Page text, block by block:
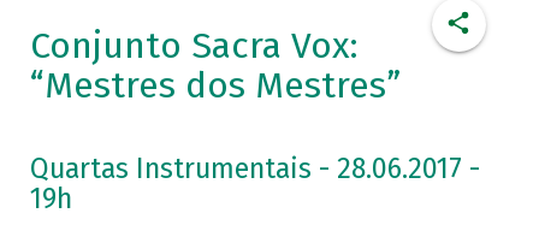
Conjunto Sacra Vox:
“Mestres dos Mestres”
Quartas Instrumentais - 28.06.2017 -
19h